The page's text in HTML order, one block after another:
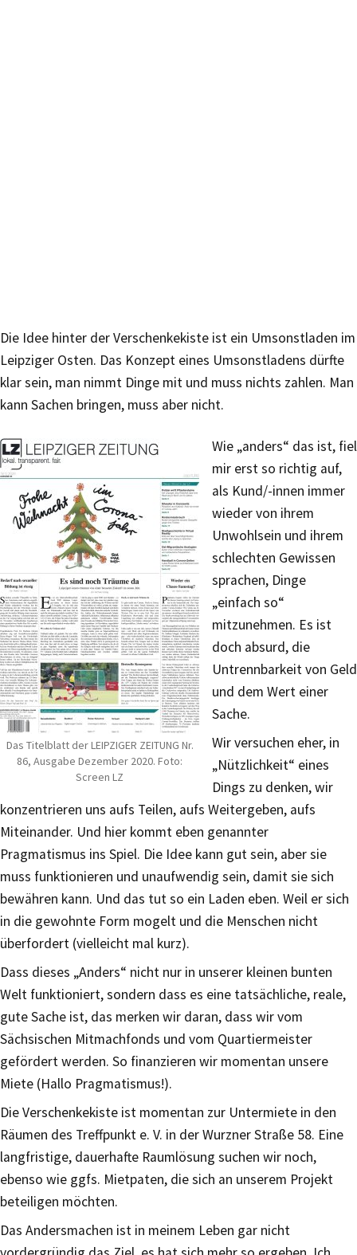
Die Idee hinter der Verschenkekiste ist ein Umsonstladen im
Leipziger Osten. Das Konzept eines Umsonstladens dürfte
klar sein, man nimmt Dinge mit und muss nichts zahlen. Man
kann Sachen bringen, muss aber nicht.
Das Titelblatt der LEIPZIGER ZEITUNG Nr.
86, Ausgabe Dezember 2020. Foto:
Screen LZ
Wie „anders“ das ist, fiel
mir erst so richtig auf,
als Kund/-innen immer
wieder von ihrem
Unwohlsein und ihrem
schlechten Gewissen
sprachen, Dinge
„einfach so“
mitzunehmen. Es ist
doch absurd, die
Untrennbarkeit von Geld
und dem Wert einer
Sache.
Wir versuchen eher, in
„Nützlichkeit“ eines
Dings zu denken, wir
konzentrieren uns aufs Teilen, aufs Weitergeben, aufs
Miteinander. Und hier kommt eben genannter
Pragmatismus ins Spiel. Die Idee kann gut sein, aber sie
muss funktionieren und unaufwendig sein, damit sie sich
bewähren kann. Und das tut so ein Laden eben. Weil er sich
in die gewohnte Form mogelt und die Menschen nicht
überfordert (vielleicht mal kurz).
Dass dieses „Anders“ nicht nur in unserer kleinen bunten
Welt funktioniert, sondern dass es eine tatsächliche, reale,
gute Sache ist, das merken wir daran, dass wir vom
Sächsischen Mitmachfonds und vom Quartiermeister
gefördert werden. So finanzieren wir momentan unsere
Miete (Hallo Pragmatismus!).
Die Verschenkekiste ist momentan zur Untermiete in den
Räumen des Treffpunkt e. V. in der Wurzner Straße 58. Eine
langfristige, dauerhafte Raumlösung suchen wir noch,
ebenso wie ggfs. Mietpaten, die sich an unserem Projekt
beteiligen möchten.
Das Andersmachen ist in meinem Leben gar nicht